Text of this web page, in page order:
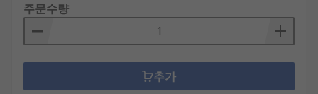
주문수량
추가